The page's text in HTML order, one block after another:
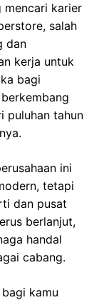
mencari karier
salah
dan
kerja untuk
bagi
puluhan tahun
ini
tetapi
dan pusat
berlanjut,
handal
cabang.
kamu